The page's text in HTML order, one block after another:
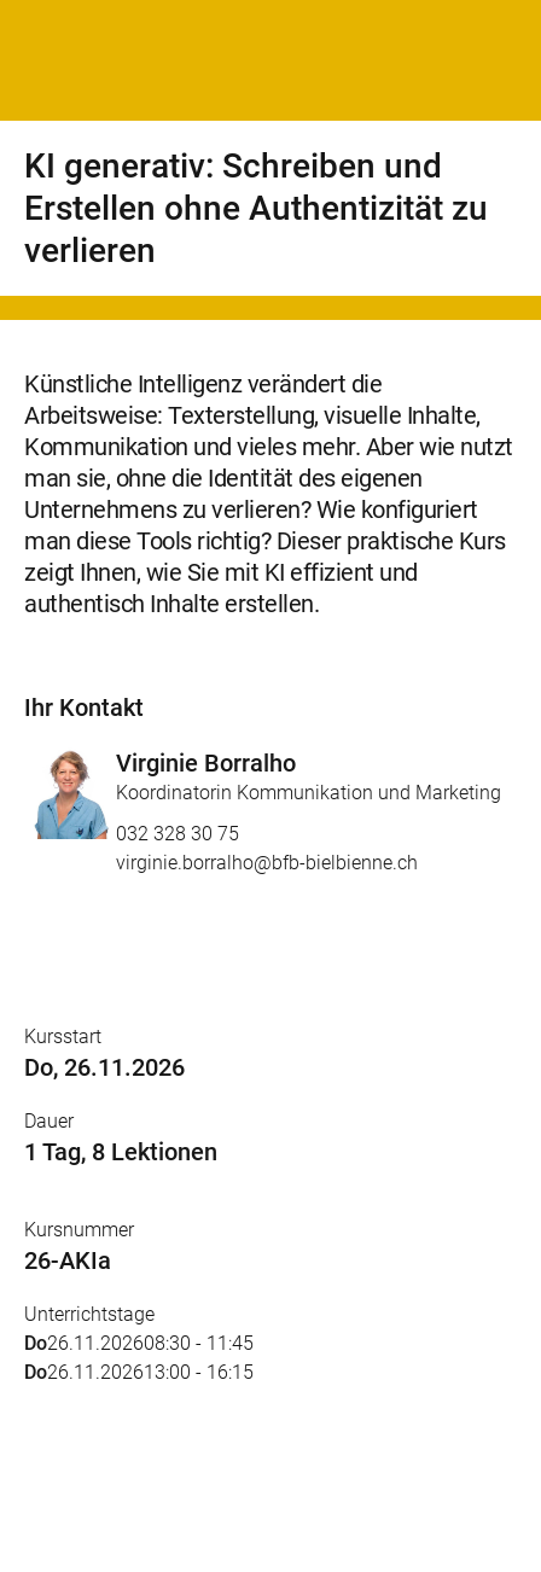
KI generativ: Schreiben und
Erstellen ohne Authentizität zu
verlieren
Künstliche Intelligenz verändert die
Arbeitsweise: Texterstellung, visuelle Inhalte,
Kommunikation und vieles mehr. Aber wie nutzt
man sie, ohne die Identität des eigenen
Unternehmens zu verlieren? Wie konfiguriert
man diese Tools richtig? Dieser praktische Kurs
zeigt Ihnen, wie Sie mit KI effizient und
authentisch Inhalte erstellen.
Ihr Kontakt
Virginie Borralho
Koordinatorin Kommunikation und Marketing
032 328 30 75
virginie.borralho@bfb-bielbienne.ch
Kursstart
Do, 26.11.2026
Kursnummer
26-AKIa
Dauer
1 Tag, 8 Lektionen
Unterrichtstage
Do26.11.202608:30 - 11:45
Do26.11.202613:00 - 16:15